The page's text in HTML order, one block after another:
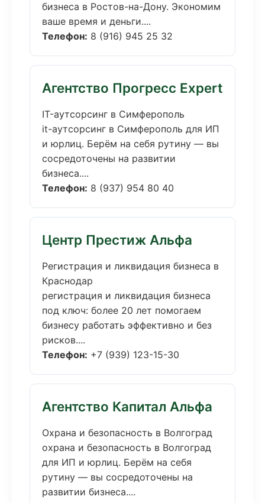
бизнеса в Ростов-на-Дону. Экономим
ваше время и деньги....
Телефон: 8 (916) 945 25 32
Агентство Прогресс Expert
IT-аутсорсинг в Симферополь
it-аутсорсинг в Симферополь для ИП
и юрлиц. Берём на себя рутину — вы
сосредоточены на развитии
бизнеса....
Телефон: 8 (937) 954 80 40
Центр Престиж Альфа
Регистрация и ликвидация бизнеса в
Краснодар
регистрация и ликвидация бизнеса
под ключ: более 20 лет помогаем
бизнесу работать эффективно и без
рисков....
Телефон: +7 (939) 123-15-30
Агентство Капитал Альфа
Охрана и безопасность в Волгоград
охрана и безопасность в Волгоград
для ИП и юрлиц. Берём на себя
рутину — вы сосредоточены на
развитии бизнеса....